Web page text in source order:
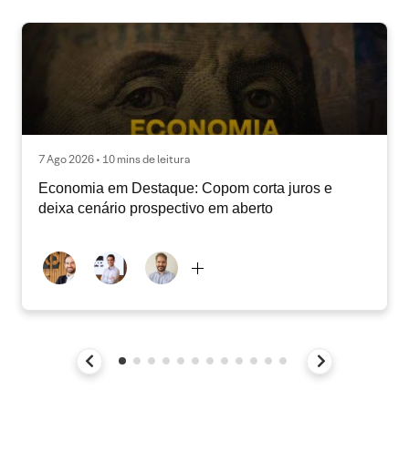
7 Ago 2026 • 10 mins de leitura
Economia em Destaque: Copom corta juros e
deixa cenário prospectivo em aberto